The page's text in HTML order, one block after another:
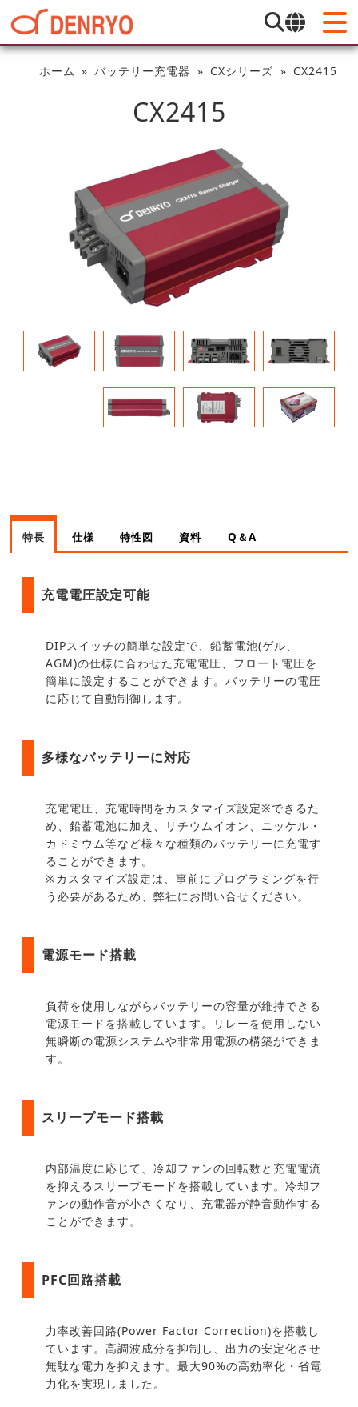
ホーム バッテリー充電器 CXシリーズ CX2415
CX2415
特長 仕様 特性図 資料 Q＆A
充電電圧設定可能
DIPスイッチの簡単な設定で、鉛蓄電池(ゲル、
AGM)の仕様に合わせた充電電圧、フロート電圧を
簡単に設定することができます。バッテリーの電圧
に応じて自動制御します。
多様なバッテリーに対応
充電電圧、充電時間をカスタマイズ設定※できるた
め、鉛蓄電池に加え、リチウムイオン、ニッケル・
カドミウム等など様々な種類のバッテリーに充電す
ることができます。
※カスタマイズ設定は、事前にプログラミングを行
う必要があるため、弊社にお問い合せください。
電源モード搭載
負荷を使用しながらバッテリーの容量が維持できる
電源モードを搭載しています。リレーを使用しない
無瞬断の電源システムや非常用電源の構築ができま
す。
スリープモード搭載
内部温度に応じて、冷却ファンの回転数と充電電流
を抑えるスリープモードを搭載しています。冷却フ
ァンの動作音が小さくなり、充電器が静音動作する
ことができます。
PFC回路搭載
力率改善回路(Power Factor Correction)を搭載し
ています。高調波成分を抑制し、出力の安定化させ
無駄な電力を抑えます。最大90%の高効率化・省電
力化を実現しました。